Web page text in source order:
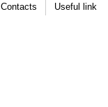
Contacts Useful link